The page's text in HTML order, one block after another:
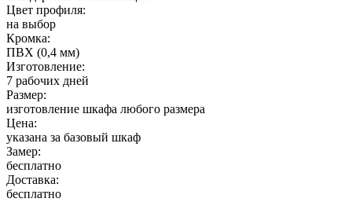
Цвет профиля:
на выбор
Кромка:
ПВХ (0,4 мм)
Изготовление:
7 рабочих дней
Размер:
изготовление шкафа любого размера
Цена:
указана за базовый шкаф
Замер:
бесплатно
Доставка:
бесплатно